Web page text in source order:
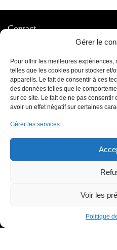
Gérer le
Pour offrir les meilleures
telles que les cookies pour stocker et/
appareils. Le fait de consentir à ces
des données telles que le
sur ce site. Le fait de ne pas
avoir un effet négatif sur certaines
Gérer les services
Voir les
Politique
Contact
06 70 81 40 38
73 route de Lyon ZAC Sud, 71000
Contactez-nous